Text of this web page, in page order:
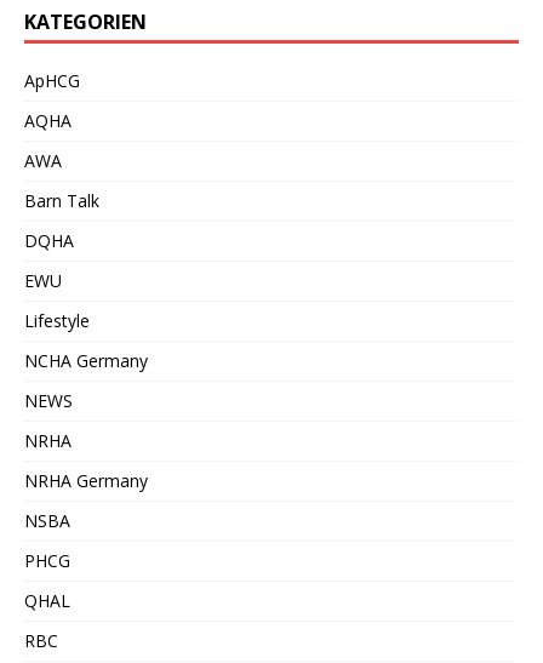
KATEGORIEN
ApHCG
AQHA
AWA
Barn Talk
DQHA
EWU
Lifestyle
NCHA Germany
NEWS
NRHA
NRHA Germany
NSBA
PHCG
QHAL
RBC